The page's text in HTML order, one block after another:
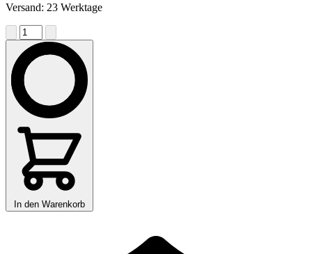
Versand: 23 Werktage
In den Warenkorb